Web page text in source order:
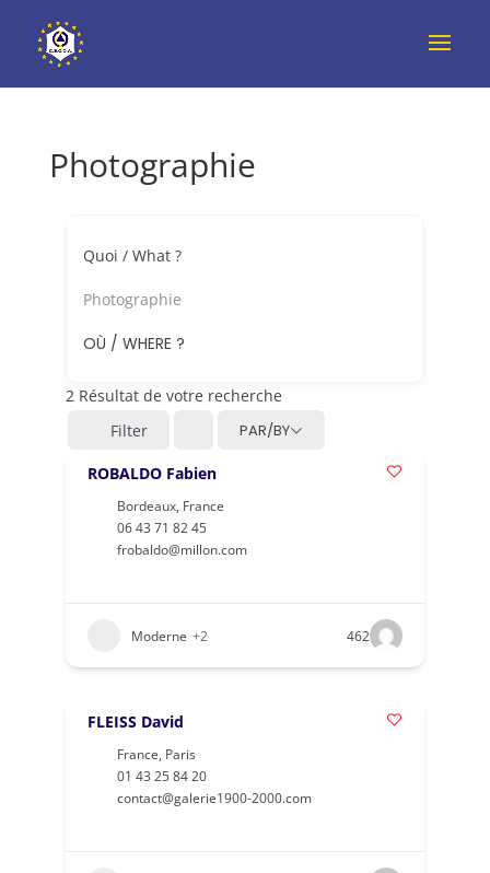
Photographie
Quoi / What ?
Photographie
OÙ / WHERE ?
2Résultat de votre recherche
Filter
PAR/BY
ROBALDO Fabien
Bordeaux, France
06 43 71 82 45
frobaldo@millon.com
Moderne +2 462
FLEISS David
France, Paris
01 43 25 84 20
contact@galerie1900-2000.com